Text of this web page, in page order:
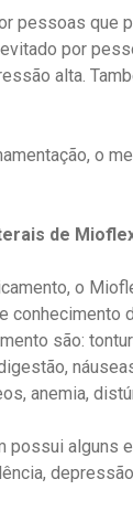
pessoas que
por
alta.
o
de
o
são:
anemia,
possui alguns